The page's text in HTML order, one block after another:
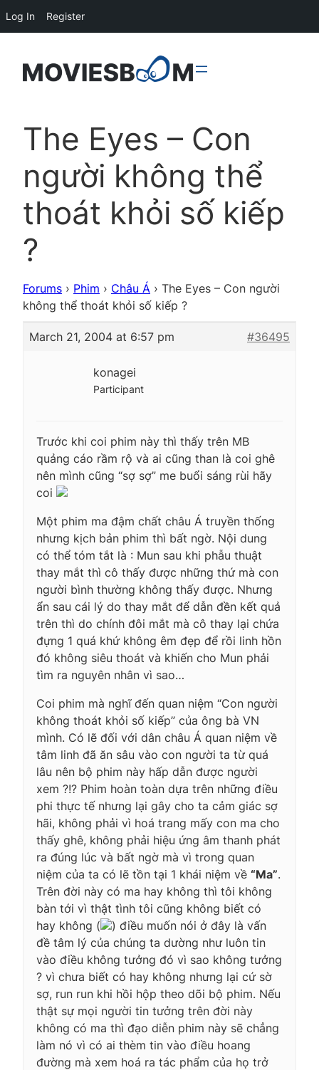
The Eyes – Con
người không thể
thoát khỏi số kiếp
?
Forums › Phim › Châu Á › The Eyes – Con người
không thể thoát khỏi số kiếp ?
March 21, 2004 at 6:57 pm #36495
konagei
Participant
Trước khi coi phim này thì thấy trên MB
quảng cáo rầm rộ và ai cũng than là coi ghê
nên mình cũng “sợ sợ” me buổi sáng rùi hãy
coi
Một phim ma đậm chất châu Á truyền thống
nhưng kịch bản phim thì bất ngờ. Nội dung
có thể tóm tắt là : Mun sau khi phẫu thuật
thay mắt thì cô thấy được những thứ mà con
người bình thường không thấy được. Nhưng
ẩn sau cái lý do thay mắt để dẫn đền kết quả
trên thì do chính đôi mắt mà cô thay lại chứa
đựng 1 quá khứ không êm đẹp để rồi linh hồn
đó không siêu thoát và khiến cho Mun phải
tìm ra nguyên nhân vì sao…
Coi phim mà nghĩ đến quan niệm “Con người
không thoát khỏi số kiếp” của ông bà VN
mình. Có lẽ đối với dân châu Á quan niệm về
tâm linh đã ăn sâu vào con người ta từ quá
lâu nên bộ phim này hấp dẫn được người
xem ?!? Phim hoàn toàn dựa trên những điều
phi thực tế nhưng lại gây cho ta cảm giác sợ
hãi, không phải vì hoá trang mấy con ma cho
thấy ghê, không phải hiệu ứng âm thanh phát
ra đúng lúc và bất ngờ mà vì trong quan
niệm của ta có lẽ tồn tại 1 khái niệm về “Ma”.
Trên đời này có ma hay không thì tôi không
bàn tới vì thật tình tôi cũng không biết có
hay không (
) điều muốn nói ở đây là vấn
đề tâm lý của chúng ta dường như luôn tin
vào điều không tưởng đó vì sao không tưởng
? vì chưa biết có hay không nhưng lại cứ sờ
sợ, run run khi hồi hộp theo dõi bộ phim. Nếu
thật sự mọi người tin tưởng trên đời này
không có ma thì đạo diễn phim này sẽ chẳng
làm nó vì có ai thèm tin vào điều hoang
đường mà xem hoá ra tác phẩm của họ trở
Log In Register